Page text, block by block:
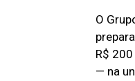
O
R$
— na